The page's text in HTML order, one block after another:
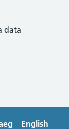
data
English
– Change